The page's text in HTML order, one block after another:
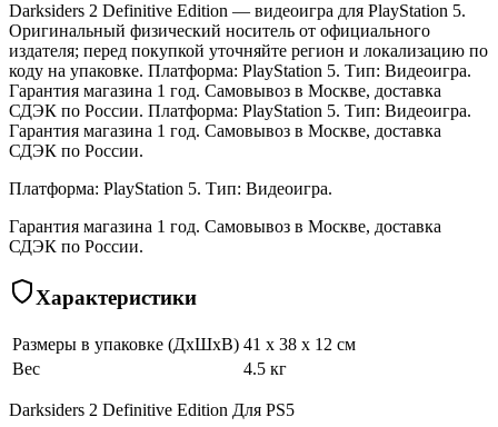
Darksiders 2 Definitive Edition — видеоигра для PlayStation 5.
Оригинальный физический носитель от официального
издателя; перед покупкой уточняйте регион и локализацию по
коду на упаковке. Платформа: PlayStation 5. Тип: Видеоигра.
Гарантия магазина 1 год. Самовывоз в Москве, доставка
СДЭК по России. Платформа: PlayStation 5. Тип: Видеоигра.
Гарантия магазина 1 год. Самовывоз в Москве, доставка
СДЭК по России.
Платформа: PlayStation 5. Тип: Видеоигра.
Гарантия магазина 1 год. Самовывоз в Москве, доставка
СДЭК по России.
Характеристики
Размеры в упаковке (ДхШхВ) 41 x 38 x 12 см
Вес
4.5 кг
Darksiders 2 Definitive Edition Для PS5